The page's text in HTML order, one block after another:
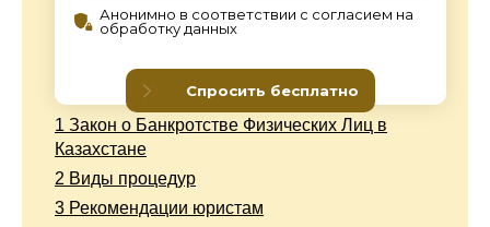
1 Закон о Банкротстве Физических Лиц в
Казахстане
2 Виды процедур
3 Рекомендации юристам